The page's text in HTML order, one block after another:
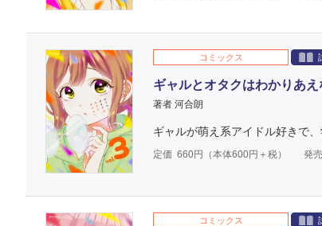
コミックス
ギャルとオタクはわかりあ
著者 河合朗
ギャルが萌え系アイドル好きで
定価 660円（本体600円＋税） 発
コミックス